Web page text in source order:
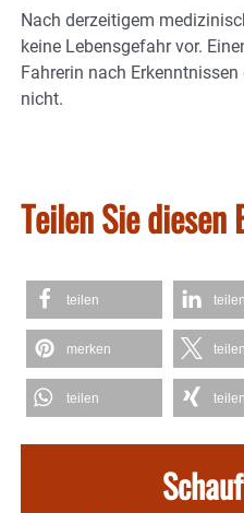
Nach derzeitigem
keine Lebensgefahr vor.
Fahrerin nach
nicht.
Teilen Sie diesen
teilen teilen
merken teilen
teilen teilen